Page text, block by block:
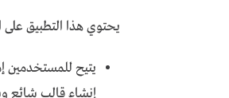
يحتوي هذا التطبيق على
يتيح للمستخدمين
إنشاء قالب شائع